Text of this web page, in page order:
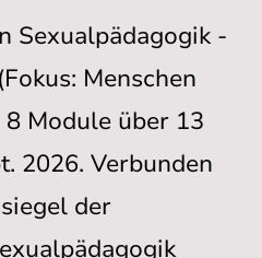
Sexualpädagogik -
Menschen
Module über 13
2026. Verbunden
der